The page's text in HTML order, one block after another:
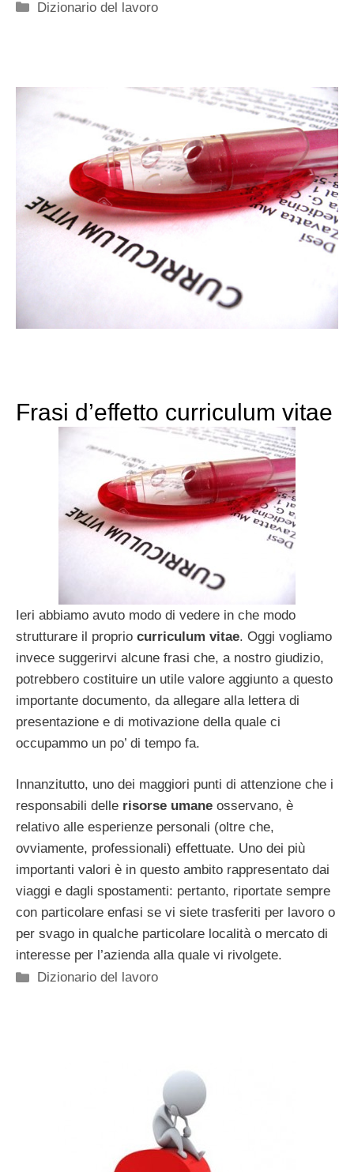
Categorie
Dizionario del lavoro
Frasi d’effetto curriculum vitae
Ieri abbiamo avuto modo di vedere in che modo
strutturare il proprio curriculum vitae. Oggi vogliamo
invece suggerirvi alcune frasi che, a nostro giudizio,
potrebbero costituire un utile valore aggiunto a questo
importante documento, da allegare alla lettera di
presentazione e di motivazione della quale ci
occupammo un po’ di tempo fa.
Innanzitutto, uno dei maggiori punti di attenzione che i
responsabili delle risorse umane osservano, è
relativo alle esperienze personali (oltre che,
ovviamente, professionali) effettuate. Uno dei più
importanti valori è in questo ambito rappresentato dai
viaggi e dagli spostamenti: pertanto, riportate sempre
con particolare enfasi se vi siete trasferiti per lavoro o
per svago in qualche particolare località o mercato di
interesse per l’azienda alla quale vi rivolgete.
Categorie
Dizionario del lavoro